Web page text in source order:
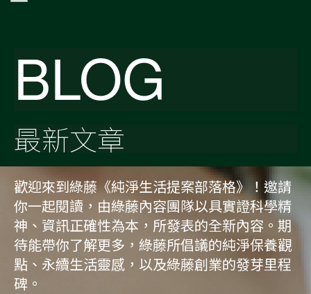
BLOG
最新文章
歡迎來到綠藤《純淨生活提案部落格》！邀請
你一起閱讀，由綠藤內容團隊以具實證科學精
神、資訊正確性為本，所發表的全新內容。期
待能帶你了解更多，綠藤所倡議的純淨保養觀
點、永續生活靈感，以及綠藤創業的發芽里程
碑。